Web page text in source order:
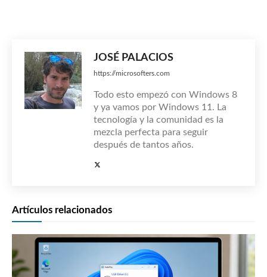
JOSÉ PALACIOS
https://microsofters.com
Todo esto empezó con Windows 8
y ya vamos por Windows 11. La
tecnología y la comunidad es la
mezcla perfecta para seguir
después de tantos años.
Artículos relacionados